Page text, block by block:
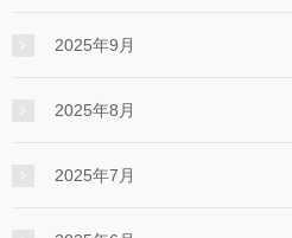
2025年9月
2025年8月
2025年7月